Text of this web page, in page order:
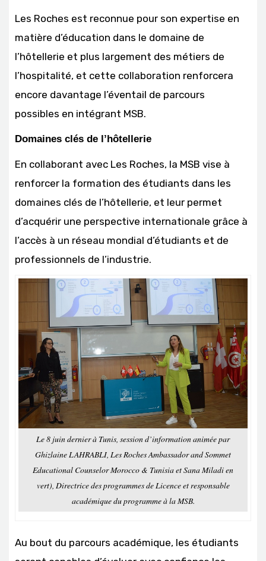
Les Roches est reconnue pour son expertise en
matière d’éducation dans le domaine de
l’hôtellerie et plus largement des métiers de
l’hospitalité, et cette collaboration renforcera
encore davantage l’éventail de parcours
possibles en intégrant MSB.
Domaines clés de l’hôtellerie
En collaborant avec Les Roches, la MSB vise à
renforcer la formation des étudiants dans les
domaines clés de l’hôtellerie, et leur permet
d’acquérir une perspective internationale grâce à
l’accès à un réseau mondial d’étudiants et de
professionnels de l’industrie.
Le 8 juin dernier à Tunis, session d’information animée par
Ghizlaine LAHRABLI, Les Roches Ambassador and Sommet
Educational Counselor Morocco & Tunisia et Sana Miladi en
vert), Directrice des programmes de Licence et responsable
académique du programme à la MSB.
Au bout du parcours académique, les étudiants